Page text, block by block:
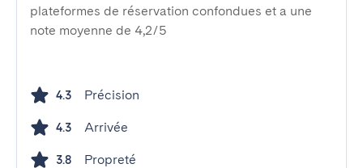
plateformes de réservation confondues et a une
note moyenne de 4,2/5
4.3 Précision
4.3 Arrivée
3.8 Propreté